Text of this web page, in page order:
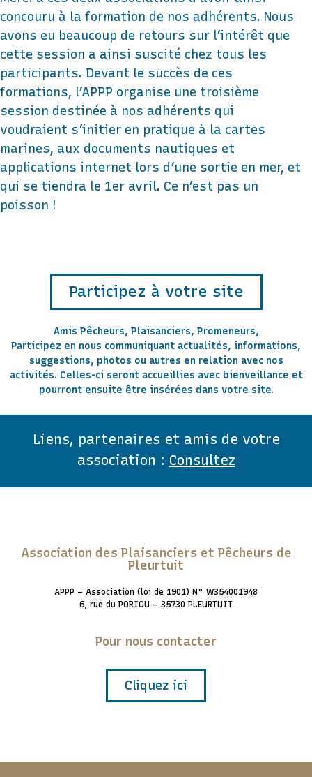
concouru à la formation de nos adhérents. Nous
avons eu beaucoup de retours sur l’intérêt que
cette session a ainsi suscité chez tous les
participants. Devant le succès de ces
formations, l’APPP organise une troisième
session destinée à nos adhérents qui
voudraient s’initier en pratique à la cartes
marines, aux documents nautiques et
applications internet lors d’une sortie en mer, et
qui se tiendra le 1er avril. Ce n’est pas un
poisson !
Participez à votre site
Amis Pêcheurs, Plaisanciers, Promeneurs,
Participez en nous communiquant actualités, informations,
suggestions, photos ou autres en relation avec nos
activités. Celles-ci seront accueillies avec bienveillance et
pourront ensuite être insérées dans votre site.
Liens, partenaires et amis de votre
association : Consultez
Association des Plaisanciers et Pêcheurs de
Pleurtuit
APPP – Association (loi de 1901) N° W354001948
6, rue du PORIOU – 35730 PLEURTUIT
Pour nous contacter
Cliquez ici